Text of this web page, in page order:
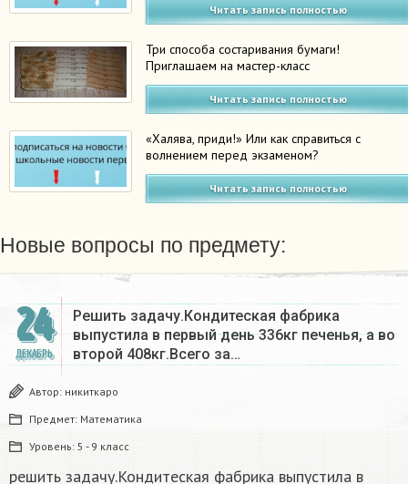
Читать запись полностью
Три способа состаривания бумаги!
Приглашаем на мастер-класс
Читать запись полностью
«Халява, приди!» Или как справиться с
волнением перед экзаменом?
Читать запись полностью
Новые вопросы по предмету:
24
ДЕКАБРЬ
Решить задачу.Кондитеская фабрика
выпустила в первый день 336кг печенья, а во
второй 408кг.Всего за…
Автор: никиткаро
Предмет: Математика
Уровень: 5 - 9 класс
решить задачу.Кондитеская фабрика выпустила в